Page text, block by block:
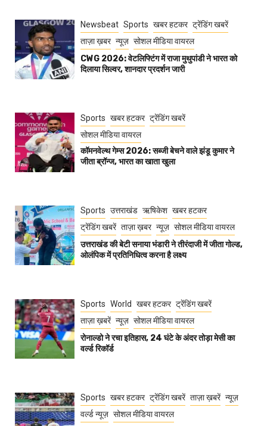
Newsbeat Sports खबर हटकर ट्रेंडिंग खबरें
ताज़ा ख़बर न्यूज़ सोशल मीडिया वायरल
CWG 2026: वेटलिफ्टिंग में राजा मुथुपांडी ने भारत को
दिलाया सिल्वर, शानदार प्रदर्शन जारी
Sports खबर हटकर ट्रेंडिंग खबरें
सोशल मीडिया वायरल
कॉमनवेल्थ गेम्स 2026: सब्जी बेचने वाले झंडू कुमार ने
जीता ब्रॉन्ज, भारत का खाता खुला
Sports उत्तराखंड ऋषिकेश खबर हटकर
ट्रेंडिंग खबरें ताज़ा ख़बर न्यूज़ सोशल मीडिया वायरल
उत्तराखंड की बेटी सनाया भंडारी ने तीरंदाजी में जीता गोल्ड,
ओलंपिक में प्रतिनिधित्व करना है लक्ष्य
Sports World खबर हटकर ट्रेंडिंग खबरें
ताज़ा ख़बरें न्यूज़ सोशल मीडिया वायरल
रोनाल्डो ने रचा इतिहास, 24 घंटे के अंदर तोड़ा मेसी का
वर्ल्ड रिकॉर्ड
Sports खबर हटकर ट्रेंडिंग खबरें ताज़ा ख़बरें न्यूज़
वर्ल्ड न्यूज़ सोशल मीडिया वायरल